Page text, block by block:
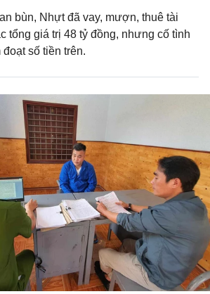
bùn, Nhựt đã vay, mượn, thuê tài
tổng giá trị 48 tỷ đồng, nhưng cố tình
số tiền trên.